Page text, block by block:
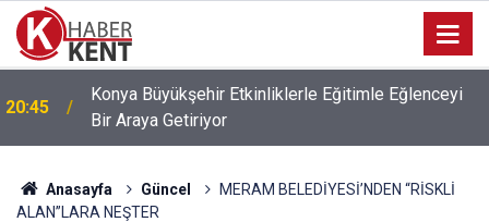
20:27
Başkan Öztürk: “Konya Sanayisi Bugün Yüksek
Rekabet Gücüne Sahip”
Anasayfa Güncel
MERAM BELEDİYESİ’NDEN “RİSKLİ
ALAN”LARA NEŞTER